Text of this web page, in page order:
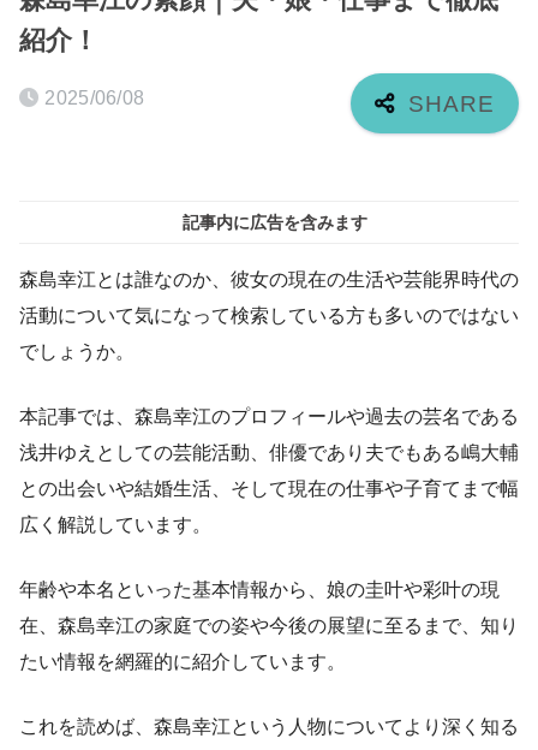
紹介！
2025/06/08
記事内に広告を含みます
森島幸江とは誰なのか、彼女の現在の生活や芸能界時代の
活動について気になって検索している方も多いのではない
でしょうか。
本記事では、森島幸江のプロフィールや過去の芸名である
浅井ゆえとしての芸能活動、俳優であり夫でもある嶋大輔
との出会いや結婚生活、そして現在の仕事や子育てまで幅
広く解説しています。
年齢や本名といった基本情報から、娘の圭叶や彩叶の現
在、森島幸江の家庭での姿や今後の展望に至るまで、知り
たい情報を網羅的に紹介しています。
これを読めば、森島幸江という人物についてより深く知る